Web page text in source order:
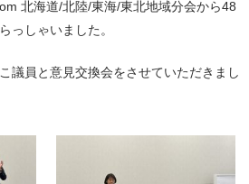
北海道/北陸/東海/東北地域分会から48
っしゃいました。
議員と意見交換会をさせていただきまし